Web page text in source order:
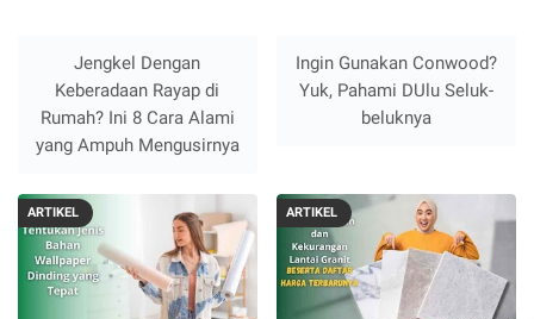
Jengkel Dengan
Keberadaan Rayap di
Rumah? Ini 8 Cara Alami
yang Ampuh Mengusirnya
Ingin Gunakan Conwood?
Yuk, Pahami DUlu Seluk-
beluknya
ARTIKEL ARTIKEL